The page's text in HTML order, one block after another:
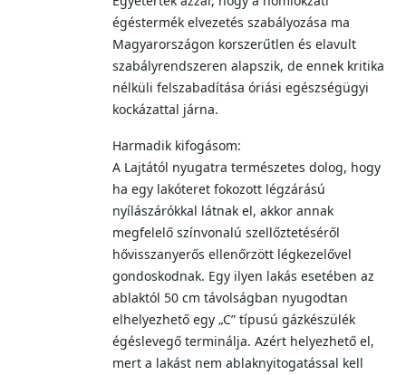
égéstermék elvezetés szabályozása ma
Magyarországon korszerűtlen és elavult
szabályrendszeren alapszik, de ennek kritika
nélküli felszabadítása óriási egészségügyi
kockázattal járna.
Harmadik kifogásom:
A Lajtától nyugatra természetes dolog, hogy
ha egy lakóteret fokozott légzárású
nyílászárókkal látnak el, akkor annak
megfelelő színvonalú szellőztetéséről
hővisszanyerős ellenőrzött légkezelővel
gondoskodnak. Egy ilyen lakás esetében az
ablaktól 50 cm távolságban nyugodtan
elhelyezhető egy „C” típusú gázkészülék
égéslevegő terminálja. Azért helyezhető el,
mert a lakást nem ablaknyitogatással kell